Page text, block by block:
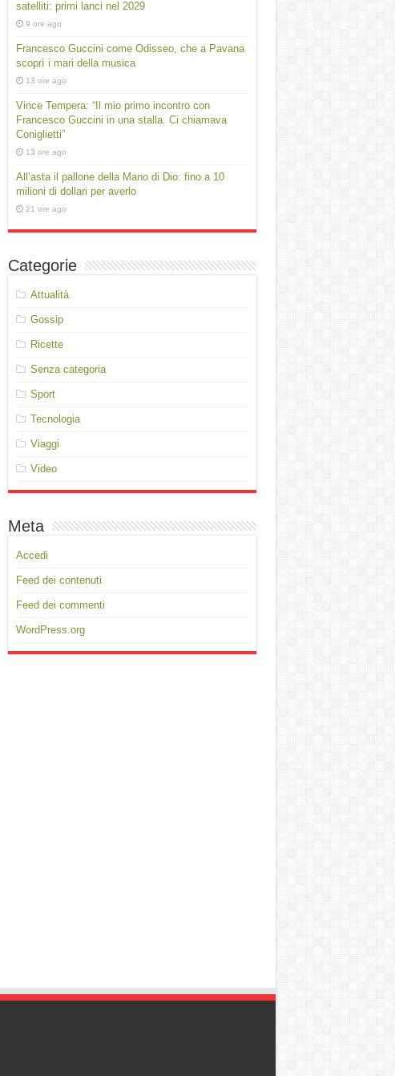
satelliti: primi lanci nel 2029
9 ore ago
Francesco Guccini come Odisseo, che a Pavana
scoprì i mari della musica
13 ore ago
Vince Tempera: “Il mio primo incontro con
Francesco Guccini in una stalla. Ci chiamava
Coniglietti”
13 ore ago
All’asta il pallone della Mano di Dio: fino a 10
milioni di dollari per averlo
21 ore ago
Categorie
Attualità
Gossip
Ricette
Senza categoria
Sport
Tecnologia
Viaggi
Video
Meta
Accedi
Feed dei contenuti
Feed dei commenti
WordPress.org